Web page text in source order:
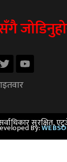
सुरक्षित,
By: